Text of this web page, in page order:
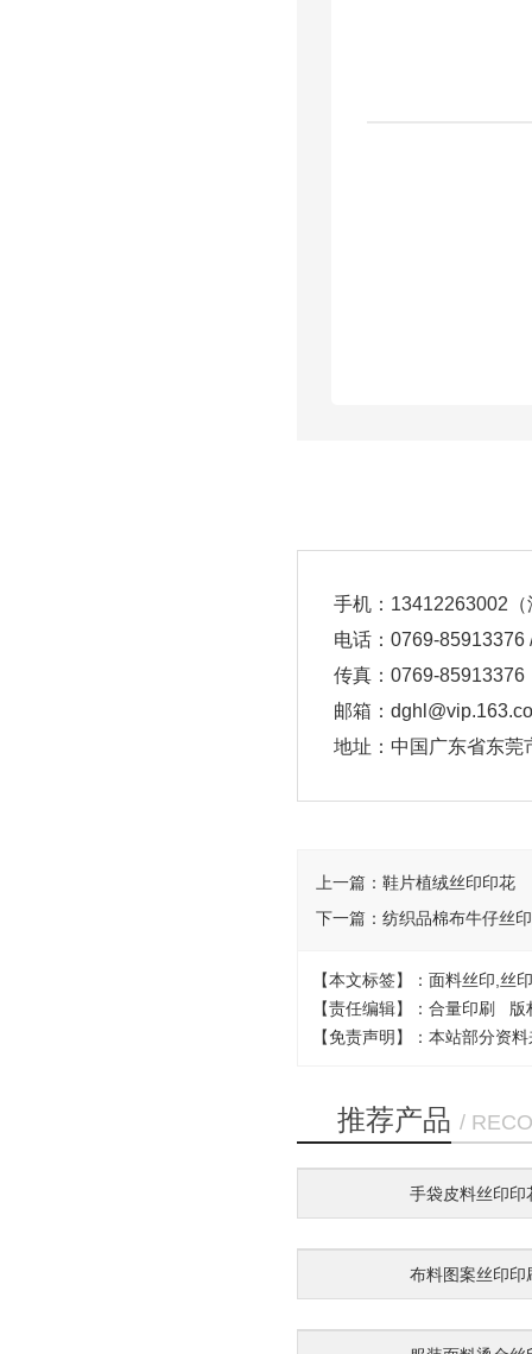
手机：13412263002（
电话：0769-85913376
传真：0769-85913376
邮箱：
地址：中国广东省东莞
上一篇： 鞋片植绒丝印印花
下一篇： 纺织品棉布牛仔丝
【本文标签】：面料丝印,丝
【责任编辑】：合量印刷 版
【免责声明】：本站部分资
推荐产品 /
手袋皮料丝印印
布料图案丝印印